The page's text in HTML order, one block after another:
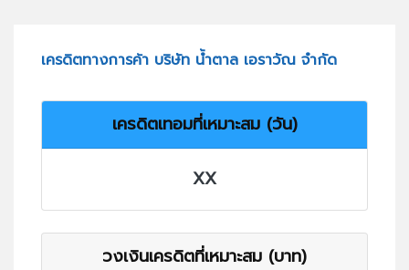
เครดิตทางการค้า บริษัท น้ำตาล เอราวัณ จำกัด
เครดิตเทอมที่เหมาะสม (วัน)
XX
วงเงินเครดิตที่เหมาะสม (บาท)